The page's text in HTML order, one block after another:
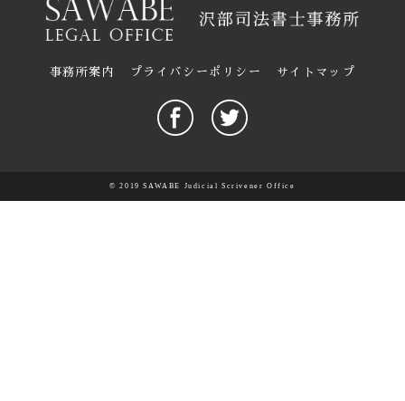
事務所案内 プライバシーポリシー サイトマップ
© 2019 SAWABE Judicial Scrivener Office